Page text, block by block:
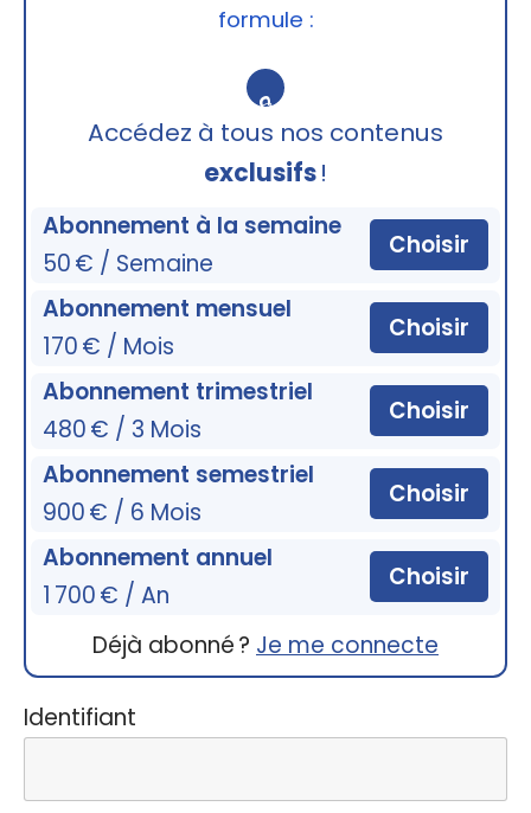
formule :
🔒
Accédez à tous nos contenus
exclusifs!
Abonnement à la semaine
50 € / Semaine
Choisir
Abonnement mensuel
170 € / Mois
Choisir
Abonnement trimestriel
480 € / 3 Mois
Choisir
Abonnement semestriel
900 € / 6 Mois
Choisir
Abonnement annuel
1 700 € / An
Choisir
Déjà abonné ? Je me connecte
Identifiant